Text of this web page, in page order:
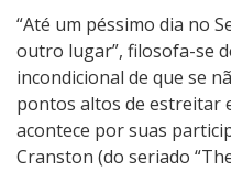
“Até um péssimo dia no
outro lugar”, filosofa-se
incondicional de que se
pontos altos de estreitar
acontece por suas
Cranston (do seriado